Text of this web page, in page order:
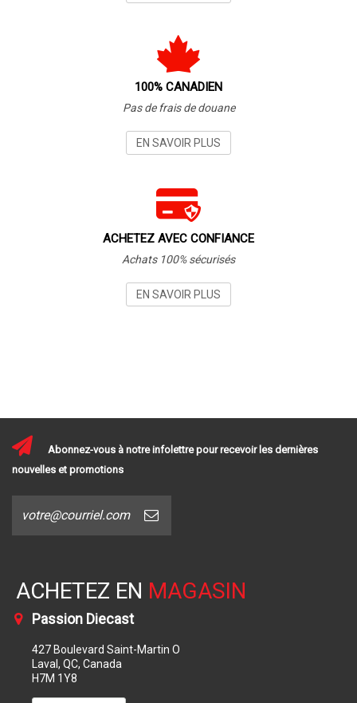
100% CANADIEN
Pas de frais de douane
EN SAVOIR PLUS
ACHETEZ AVEC CONFIANCE
Achats 100% sécurisés
EN SAVOIR PLUS
Abonnez-vous à notre infolettre pour recevoir les dernières
nouvelles et promotions
ACHETEZ EN MAGASIN
Passion Diecast
427 Boulevard Saint-Martin O
Laval, QC, Canada
H7M 1Y8